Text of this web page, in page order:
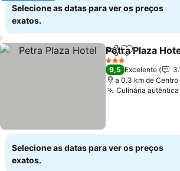
Selecione as datas para ver os preços
exatos.
PartilharAdicionar
Petra Plaza
3 Estrelas
9,5 Excelente
a 0.3 km de
Culinária
Selecione as datas para ver os preços
exatos.